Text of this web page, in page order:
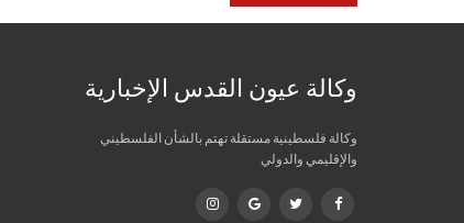
وكالة عيون القدس الإخبارية
وكالة فلسطينية مستقلة تهتم بالشأن الفلسطيني
والإقليمي والدولي